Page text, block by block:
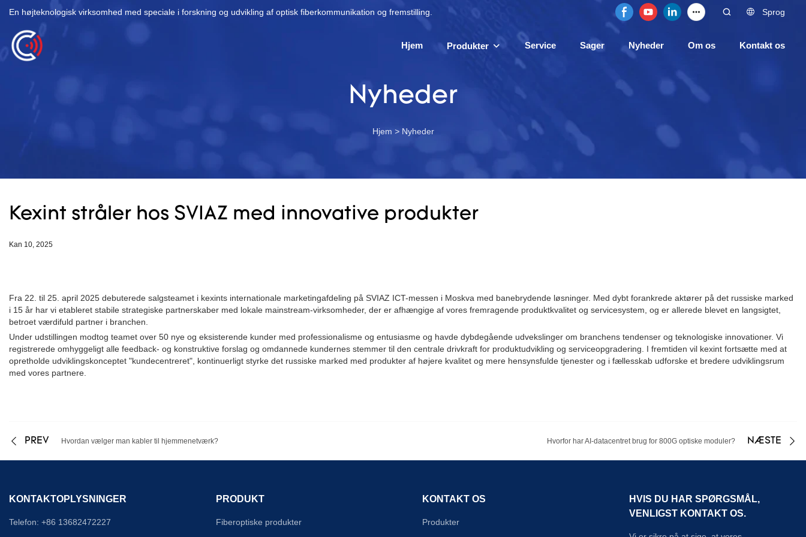
En højteknologisk virksomhed med speciale i forskning og udvikling af optisk fiberkommunikation og fremstilling. Sprog
Hjem Produkter Service Sager Nyheder Om os Kontakt os
Nyheder
Hjem > Nyheder
Kexint stråler hos SVIAZ med innovative produkter
Kan 10, 2025
Fra 22. til 25. april 2025 debuterede salgsteamet i kexints internationale marketingafdeling på SVIAZ ICT-messen i Moskva med banebrydende løsninger. Med dybt forankrede aktører på det russiske marked
i 15 år har vi etableret stabile strategiske partnerskaber med lokale mainstream-virksomheder, der er afhængige af vores fremragende produktkvalitet og servicesystem, og er allerede blevet en langsigtet,
betroet værdifuld partner i branchen.
Under udstillingen modtog teamet over 50 nye og eksisterende kunder med professionalisme og entusiasme og havde dybdegående udvekslinger om branchens tendenser og teknologiske innovationer. Vi
registrerede omhyggeligt alle feedback- og konstruktive forslag og omdannede kundernes stemmer til den centrale drivkraft for produktudvikling og serviceopgradering. I fremtiden vil kexint fortsætte med at
opretholde udviklingskonceptet "kundecentreret", kontinuerligt styrke det russiske marked med produkter af højere kvalitet og mere hensynsfulde tjenester og i fællesskab udforske et bredere udviklingsrum
med vores partnere.
PREV Hvordan vælger man kabler til hjemmenetværk? Hvorfor har AI-datacentret brug for 800G optiske moduler? NÆSTE
KONTAKTOPLYSNINGER
Telefon: +86 13682472227
PRODUKT
Fiberoptiske produkter
KONTAKT OS
Produkter
HVIS DU HAR SPØRGSMÅL,
VENLIGST KONTAKT OS.